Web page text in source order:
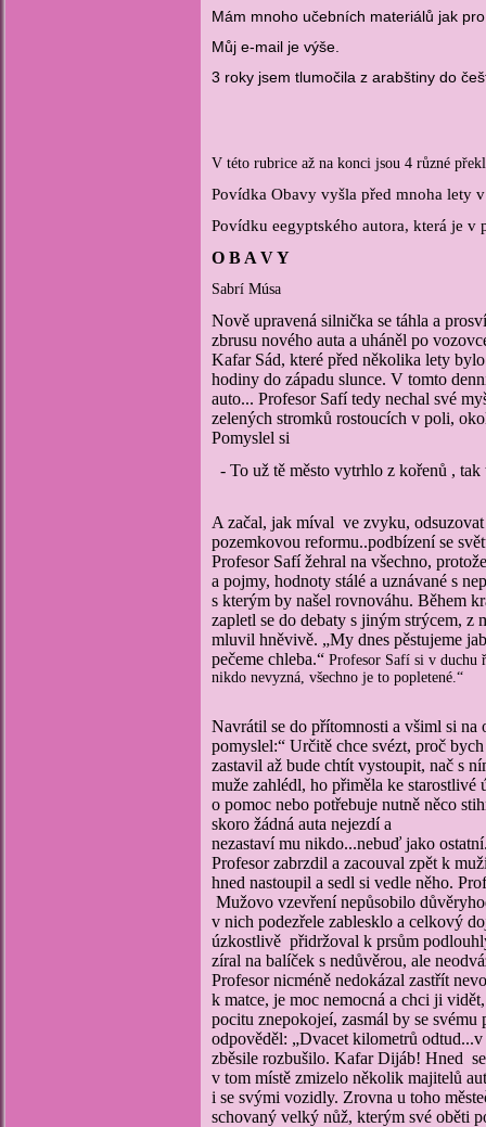
Mám mnoho učebních materiálů jak
Můj e-mail je výše.
3 roky jsem tlumočila z arabštiny do
V této rubrice až na konci jsou 4 různé
Povídka Obavy vyšla před mnoha lety
Povídku eegyptského autora, která je
O B A V Y
Sabrí Músa
Nově upravená silnička se táhla a
zbrusu nového auta a uháněl po
Kafar Sád, které před několika lety
hodiny do západu slunce. V tomto
auto... Profesor Safí tedy nechal své
zelených stromků rostoucích v poli,
Pomyslel si
A začal, jak míval ve zvyku, odsuzovat
pozemkovou reformu..podbízení se
Profesor Safí žehral na všechno,
a pojmy, hodnoty stálé a uznávané s
s kterým by našel rovnováhu. Během
zapletl se do debaty s jiným strýcem,
mluvil hněvivě. „My dnes pěstujeme
pečeme chleba.“ Profesor Safí si v duchu
nikdo nevyzná, všechno je to popletené.“
Navrátil se do přítomnosti a všiml si
pomyslel:“ Určitě chce svézt, proč
zastavil až bude chtít vystoupit, nač s
muže zahlédl, ho přiměla ke starostlivé
o pomoc nebo potřebuje nutně něco
skoro žádná auta nejezdí a
nezastaví mu nikdo...nebuď jako
Profesor zabrzdil a zacouval zpět k
hned nastoupil a sedl si vedle něho.
Mužovo vzevření nepůsobilo
v nich podezřele zablesklo a celkový
úzkostlivě přidržoval k prsům
zíral na balíček s nedůvěrou, ale
Profesor nicméně nedokázal zastřít
k matce, je moc nemocná a chci ji
pocitu znepokojeí, zasmál by se
odpověděl: „Dvacet kilometrů
zběsile rozbušilo. Kafar Dijáb! Hned
v tom místě zmizelo několik majitelů aut
i se svými vozidly. Zrovna u toho
schovaný velký nůž, kterým své oběti